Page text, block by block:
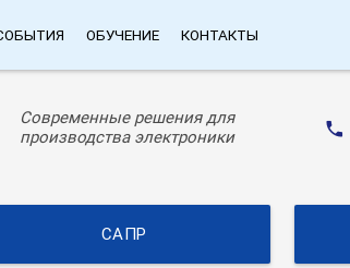
ОБУЧЕНИЕ КОНТАКТЫ
Современные решения для
производства электроники
phone
САПР